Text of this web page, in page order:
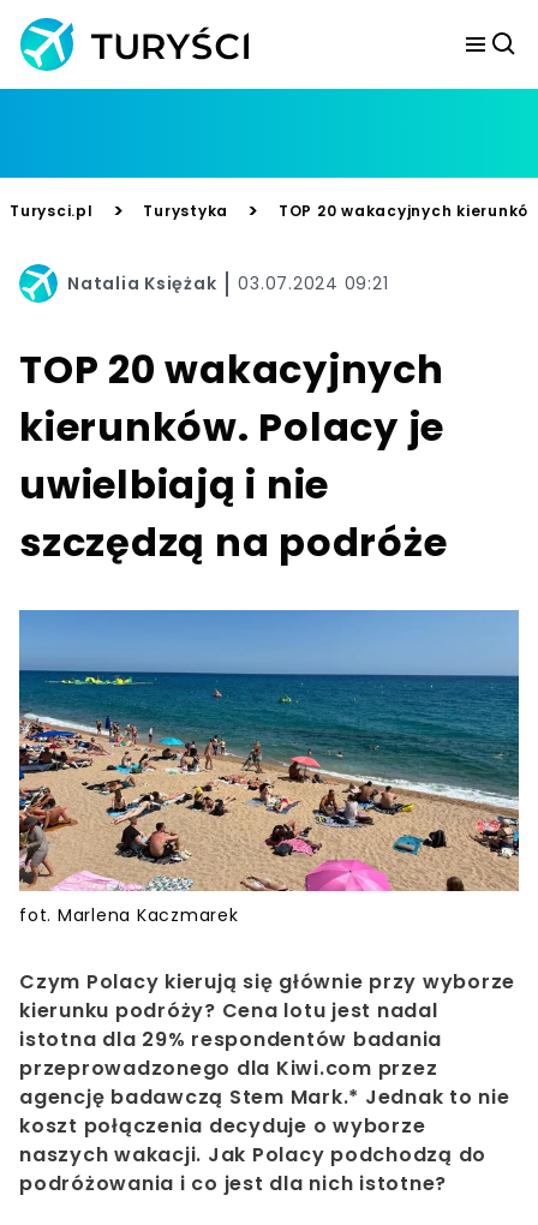
Turysci.pl > Turystyka > TOP 20 wakacyjnych
Natalia Księżak 03.07.2024 09:21
TOP 20 wakacyjnych
kierunków. Polacy je
uwielbiają i nie
szczędzą na podróże
fot. Marlena Kaczmarek
Czym Polacy kierują się głównie przy wyborze
kierunku podróży? Cena lotu jest nadal
istotna dla 29% respondentów badania
przeprowadzonego dla Kiwi.com przez
agencję badawczą Stem Mark.* Jednak to nie
koszt połączenia decyduje o wyborze
naszych wakacji. Jak Polacy podchodzą do
podróżowania i co jest dla nich istotne?